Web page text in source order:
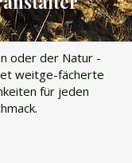
oder der Natur -
weitge-fächerte
für jeden